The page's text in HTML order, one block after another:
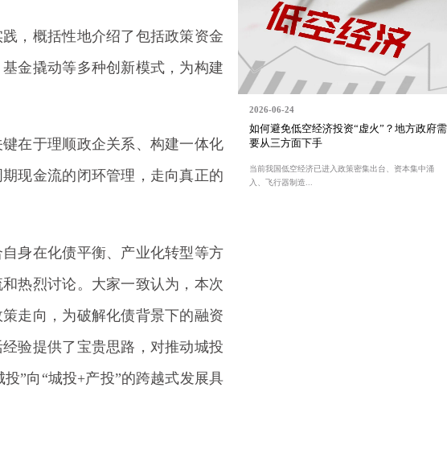
，概括性地介绍了包括政策资金
金撬动等多种创新模式，为构建
在于理顺政企关系、构建一体化
现金流的闭环管理，走向真正的
身在化债平衡、产业化转型等方
热烈讨论。大家一致认为，本次
走向，为破解化债背景下的融资
验提供了宝贵思路，对推动城投
”向“城投+产投”的跨越式发展具
2026-06-24
如何避免低空经济投资“虚火”？地方政府需
要从三方面下手
当前我国低空经济已进入政策密集出台、资本集中涌
入、飞行器制造...